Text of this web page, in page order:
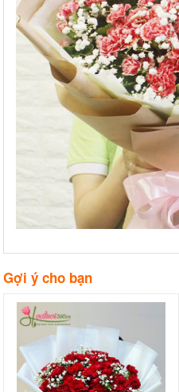
Gợi ý cho bạn